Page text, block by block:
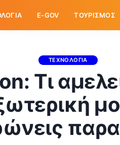
E-GOV ΤΟΥΡΙΣΜΟΣ
ΤΕΧΝΟΛΟΓΙΑ
Τι